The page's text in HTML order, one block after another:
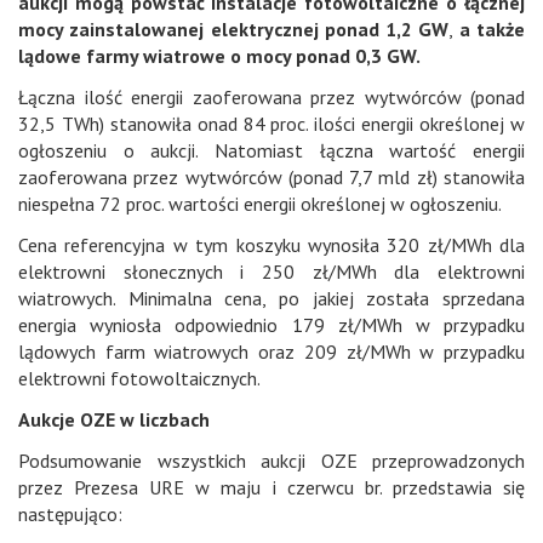
mocy zainstalowanej elektrycznej ponad 1,2 GW, a także
lądowe farmy wiatrowe o mocy ponad 0,3 GW.
Łączna ilość energii zaoferowana przez wytwórców (ponad
32,5 TWh) stanowiła onad 84 proc. ilości energii określonej w
ogłoszeniu o aukcji. Natomiast łączna wartość energii
zaoferowana przez wytwórców (ponad 7,7 mld zł) stanowiła
niespełna 72 proc. wartości energii określonej w ogłoszeniu.
Cena referencyjna w tym koszyku wynosiła 320 zł/MWh dla
elektrowni słonecznych i 250 zł/MWh dla elektrowni
wiatrowych. Minimalna cena, po jakiej została sprzedana
energia wyniosła odpowiednio 179 zł/MWh w przypadku
lądowych farm wiatrowych oraz 209 zł/MWh w przypadku
elektrowni fotowoltaicznych.
Aukcje OZE w liczbach
Podsumowanie wszystkich aukcji OZE przeprowadzonych
przez Prezesa URE w maju i czerwcu br. przedstawia się
następująco: